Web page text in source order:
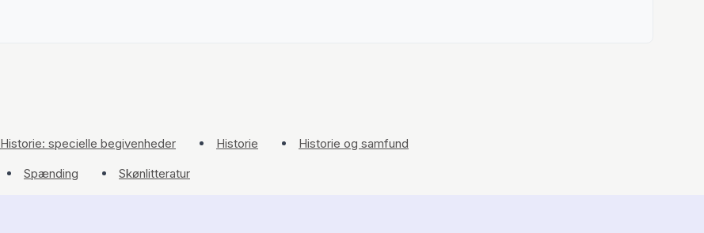
Historie: specielle begivenheder Historie
Historie og samfund
Spænding Skønlitteratur